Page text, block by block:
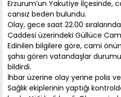
Erzurum’un Yakutiye ilçesinde,
cansız beden bulundu.
Olay, gece saat 22.00
Caddesi üzerindeki Güllüce
Edinilen bilgilere göre, cami
şahsı gören vatandaşlar durumu
bildirdi.
İhbar üzerine olay yerine polis
Sağlık ekiplerinin yaptığı